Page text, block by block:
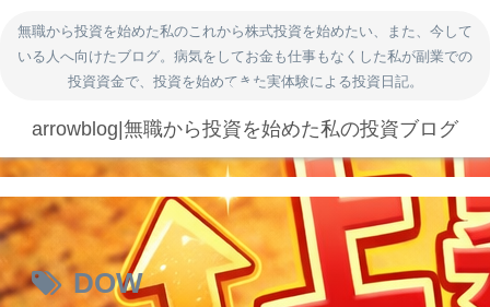
無職から投資を始めた私のこれから株式投資を始めたい、また、今して
いる人へ向けたブログ。病気をしてお金も仕事もなくした私が副業での
投資資金で、投資を始めてきた実体験による投資日記。
arrowblog|無職から投資を始めた私の投資ブログ
DOW